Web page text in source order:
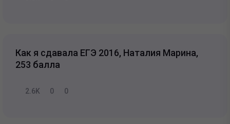
Как я сдавала ЕГЭ 2016, Наталия Марина,
253 балла
2.6K 0 0